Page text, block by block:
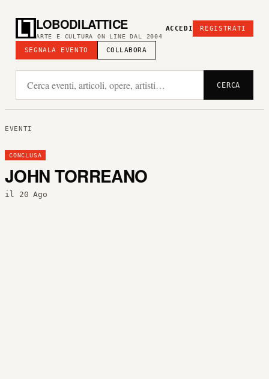
LOBODILATTICE
ARTE E CULTURA ON LINE DAL 2004
SEGNALA EVENTO COLLABORA
ACCEDI REGISTRATI
CERCA
EVENTI
CONCLUSA
JOHN TORREANO
il 20 Ago